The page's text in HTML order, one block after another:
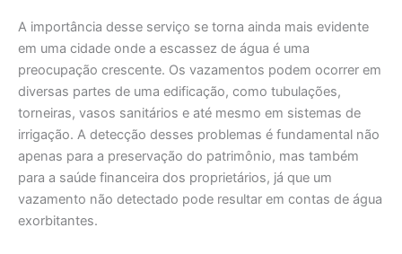
A importância desse serviço se torna ainda mais evidente
em uma cidade onde a escassez de água é uma
preocupação crescente. Os vazamentos podem ocorrer em
diversas partes de uma edificação, como tubulações,
torneiras, vasos sanitários e até mesmo em sistemas de
irrigação. A detecção desses problemas é fundamental não
apenas para a preservação do patrimônio, mas também
para a saúde financeira dos proprietários, já que um
vazamento não detectado pode resultar em contas de água
exorbitantes.